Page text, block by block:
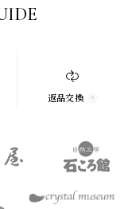
返品交換